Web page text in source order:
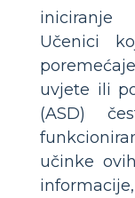
iniciranje
Učenici
uvjete ili
(ASD)
učinke